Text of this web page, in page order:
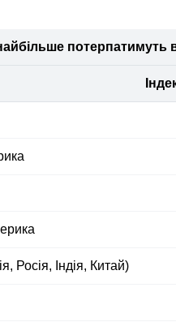
потерпатимуть
Росія, Індія, Китай)